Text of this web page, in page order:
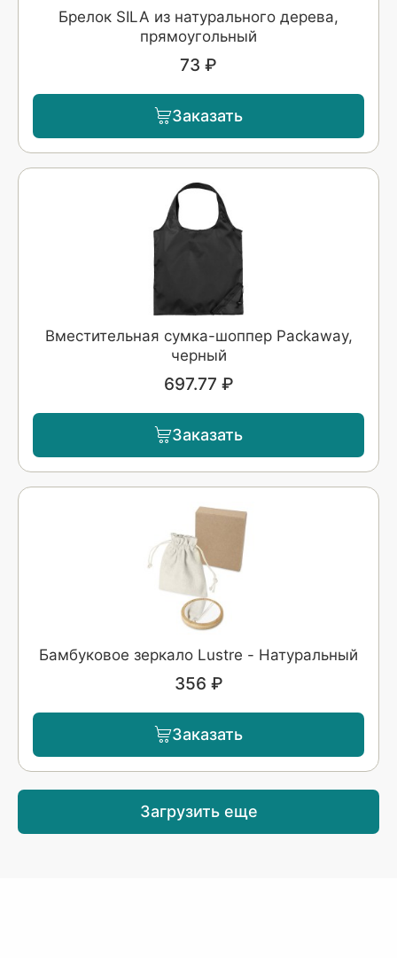
Брелок SILA из натурального дерева,
прямоугольный
73 ₽
Заказать
Вместительная сумка-шоппер Packaway,
черный
697.77 ₽
Заказать
Бамбуковое зеркало Lustre - Натуральный
356 ₽
Заказать
Загрузить еще